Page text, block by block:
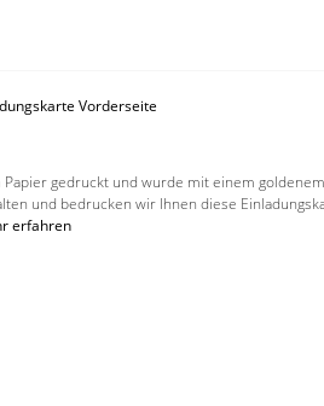
gedruckt und wurde mit einem
und bedrucken wir Ihnen diese
erfahren